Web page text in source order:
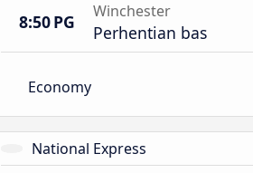
8:50 PG Winchester
Perhentian bas
Economy
National Express